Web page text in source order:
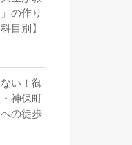
の作り
目別】
い！御
神保町
の徒歩